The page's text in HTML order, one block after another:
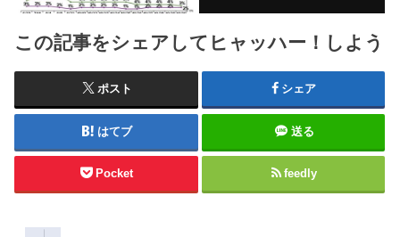
この記事をシェアしてヒャッハー！しよう
ポスト シェア
はてブ 送る
Pocket feedly